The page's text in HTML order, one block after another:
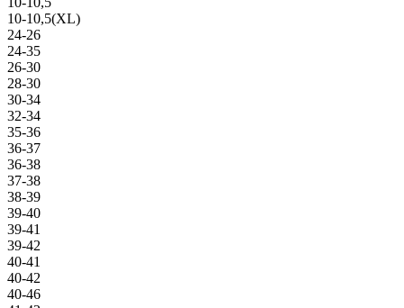
10-10,5(XL)
24-26
24-35
26-30
28-30
30-34
32-34
35-36
36-37
36-38
37-38
38-39
39-40
39-41
39-42
40-41
40-42
40-46